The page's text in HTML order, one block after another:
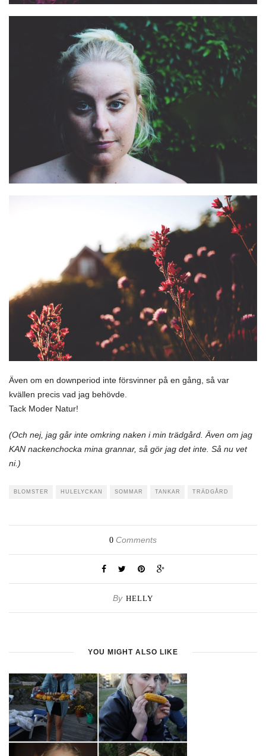
Även om en downperiod inte försvinner på en gång, så var
kvällen precis vad jag behövde.
Tack Moder Natur!
(Och nej, jag går inte omkring naken i min trädgård. Även om jag
KAN nackenchocka mina grannar, så gör jag det inte. Så nu vet
ni.)
BLOMSTER HULELYCKAN SOMMAR TANKAR TRÄDGÅRD
0 Comments
By HELLY
YOU MIGHT ALSO LIKE